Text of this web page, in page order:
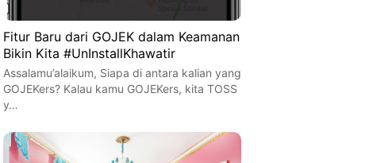
Fitur Baru dari GOJEK dalam Keamanan
Bikin Kita #UnInstallKhawatir
Assalamu’alaikum, Siapa di antara kalian yang
GOJEKers? Kalau kamu GOJEKers, kita TOSS
y…